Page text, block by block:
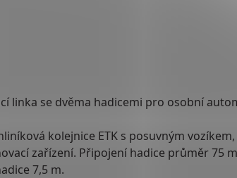
linka se dvěma hadicemi pro osobní
kolejnice ETK s posuvným vozíkem,
zařízení. Připojení hadice průměr 75
7,5 m.